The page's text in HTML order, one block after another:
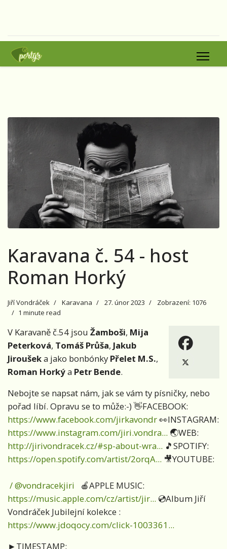
Karavana č. 54 - host
Roman Horký
Jiří Vondráček Karavana 27. únor 2023
Zobrazení: 1076
1 minute read
V Karavaně č.54 jsou Žamboši, Mija
Peterková, Tomáš Průša, Jakub
Jiroušeka jako bonbónky Přelet M.S.,
Roman Horkýa Petr Bende.
Nebojte se napsat nám, jak se vám ty písničky, nebo
pořad líbí. Opravu se to může:-) 👋FACEBOOK:
https://www.facebook.com/jirkavondr👀INSTAGRAM:
https://www.instagram.com/jiri.vondra... 🌏WEB:
http://jirivondracek.cz/#sp-about-wra... 🎵SPOTIFY:
https://open.spotify.com/artist/2orqA... 🎥YOUTUBE:
/ @vondracekjiri
🍎APPLE MUSIC:
https://music.apple.com/cz/artist/jir... 💿Album Jiří
Vondráček Jubilejní kolekce :
https://www.jdoqocy.com/click-1003361...
►TIMESTAMP: